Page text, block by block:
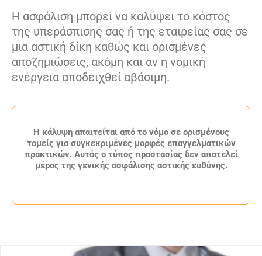
Η ασφάλιση μπορεί να καλύψει το κόστος
της υπεράσπισης σας ή της εταιρείας σας σε
μια αστική δίκη καθώς και ορισμένες
αποζημιώσεις, ακόμη και αν η νομική
ενέργεια αποδειχθεί αβάσιμη.
Η κάλυψη απαιτείται από το νόμο σε ορισμένους
τομείς για συγκεκριμένες μορφές επαγγελματικών
πρακτικών. Αυτός ο τύπος προστασίας δεν αποτελεί
μέρος της γενικής ασφάλισης αστικής ευθύνης.